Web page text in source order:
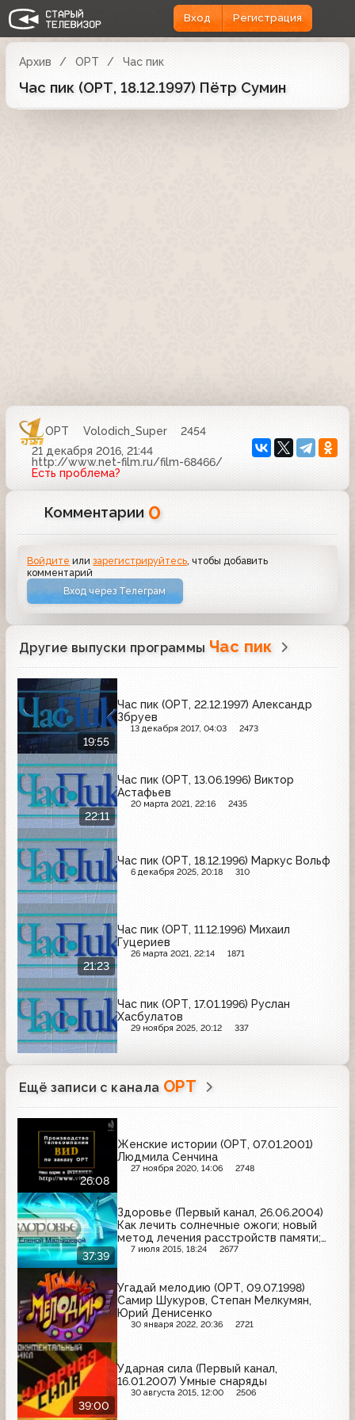
Вход Регистрация
Архив ОРТ Час пик
Час пик (ОРТ, 18.12.1997) Пётр Сумин
ОРТ Volodich_Super
2454
21 декабря 2016, 21:44
http://www.net-film.ru/film-68466/
Есть проблема?
Комментарии 0
Войдите илизарегистрируйтесь , чтобы добавить
комментарий
Вход через Телеграм
Другие выпуски программы Час пик
19:55
Час пик (ОРТ, 22.12.1997) Александр
Збруев
13 декабря 2017, 04:03 2473
22:11
Час пик (ОРТ, 13.06.1996) Виктор
Астафьев
20 марта 2021, 22:16 2435
Час пик (ОРТ, 18.12.1996) Маркус Вольф
6 декабря 2025, 20:18 310
21:23
Час пик (ОРТ, 11.12.1996) Михаил
Гуцериев
26 марта 2021, 22:14 1871
Час пик (ОРТ, 17.01.1996) Руслан
Хасбулатов
29 ноября 2025, 20:12 337
Ещё записи с канала ОРТ
26:08
Женские истории (ОРТ, 07.01.2001)
Людмила Сенчина
27 ноября 2020, 14:06 2748
37:39
Здоровье (Первый канал, 26.06.2004)
Как лечить солнечные ожоги; новый
метод лечения расстройств памяти;
как правильно закапывать глазные
7 июля 2015, 18:24 2677
Угадай мелодию (ОРТ, 09.07.1998)
Самир Шукуров, Степан Мелкумян,
Юрий Денисенко
30 января 2022, 20:36 2721
39:00
Ударная сила (Первый канал,
16.01.2007) Умные снаряды
30 августа 2015, 12:00 2506